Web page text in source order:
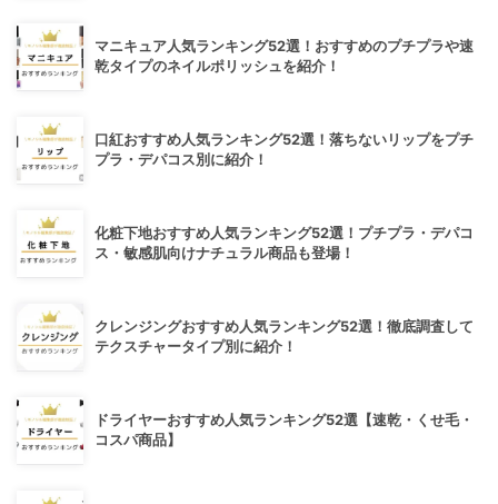
マニキュア人気ランキング52選！おすすめのプチプラや速
乾タイプのネイルポリッシュを紹介！
口紅おすすめ人気ランキング52選！落ちないリップをプチ
プラ・デパコス別に紹介！
化粧下地おすすめ人気ランキング52選！プチプラ・デパコ
ス・敏感肌向けナチュラル商品も登場！
クレンジングおすすめ人気ランキング52選！徹底調査して
テクスチャータイプ別に紹介！
ドライヤーおすすめ人気ランキング52選【速乾・くせ毛・
コスパ商品】